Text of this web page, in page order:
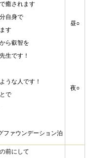
癒されます
自身で
す
ら叡智を
生です！
うな人です！
で
ファウンデーション泊
昼○
夜○
前にして